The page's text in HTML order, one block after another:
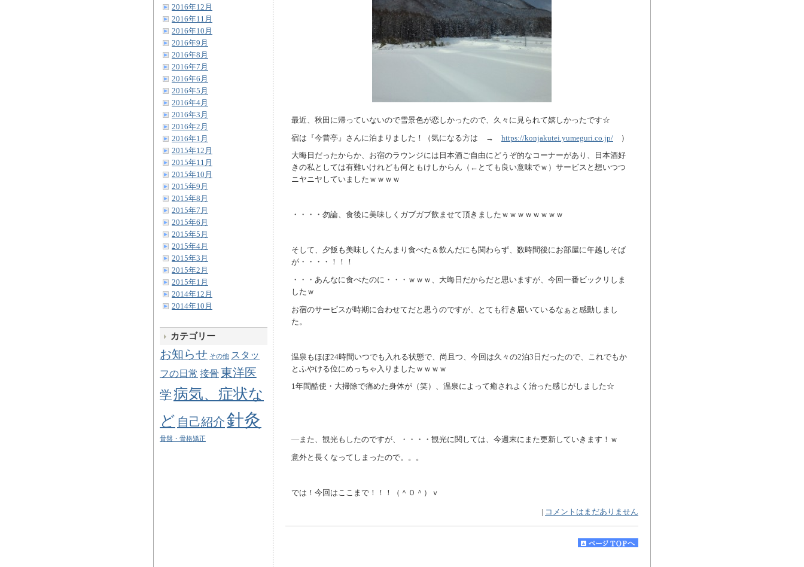
最近、秋田に帰っていないので雪景色が恋しかったので、久々に見られて嬉しかったです☆
宿は『今昔亭』さんに泊まりました！（気になる方は → https://konjakutei.yumeguri.co.jp/ ）
大晦日だったからか、お宿のラウンジには日本酒ご自由にどうぞ的なコーナーがあり、日本酒好
きの私としては有難いけれども何ともけしからん（←とても良い意味でｗ）サービスと想いつつ
ニヤニヤしていましたｗｗｗｗ
・・・・勿論、食後に美味しくガブガブ飲ませて頂きましたｗｗｗｗｗｗｗｗ
そして、夕飯も美味しくたんまり食べた＆飲んだにも関わらず、数時間後にお部屋に年越しそば
が・・・・！！！
・・・あんなに食べたのに・・・ｗｗｗ、大晦日だからだと思いますが、今回一番ビックリしま
したｗ
お宿のサービスが時期に合わせてだと思うのですが、とても行き届いているなぁと感動しまし
た。
温泉もほぼ24時間いつでも入れる状態で、尚且つ、今回は久々の2泊3日だったので、これでもか
とふやける位にめっちゃ入りましたｗｗｗｗ
1年間酷使・大掃除で痛めた身体が（笑）、温泉によって癒されよく治った感じがしました☆
―また、観光もしたのですが、・・・・観光に関しては、今週末にまた更新していきます！ｗ
意外と長くなってしまったので。。。
では！今回はここまで！！！（＾０＾）ｖ
コメントはまだありません
2016年12月
2016年11月
2016年10月
2016年9月
2016年8月
2016年7月
2016年6月
2016年5月
2016年4月
2016年3月
2016年2月
2016年1月
2015年12月
2015年11月
2015年10月
2015年9月
2015年8月
2015年7月
2015年6月
2015年5月
2015年4月
2015年3月
2015年2月
2015年1月
2014年12月
2014年10月
カテゴリー
お知らせ その他 スタッ
フの日常 接骨 東洋医
学病気、症状な
ど 自己紹介針灸
骨盤・骨格矯正